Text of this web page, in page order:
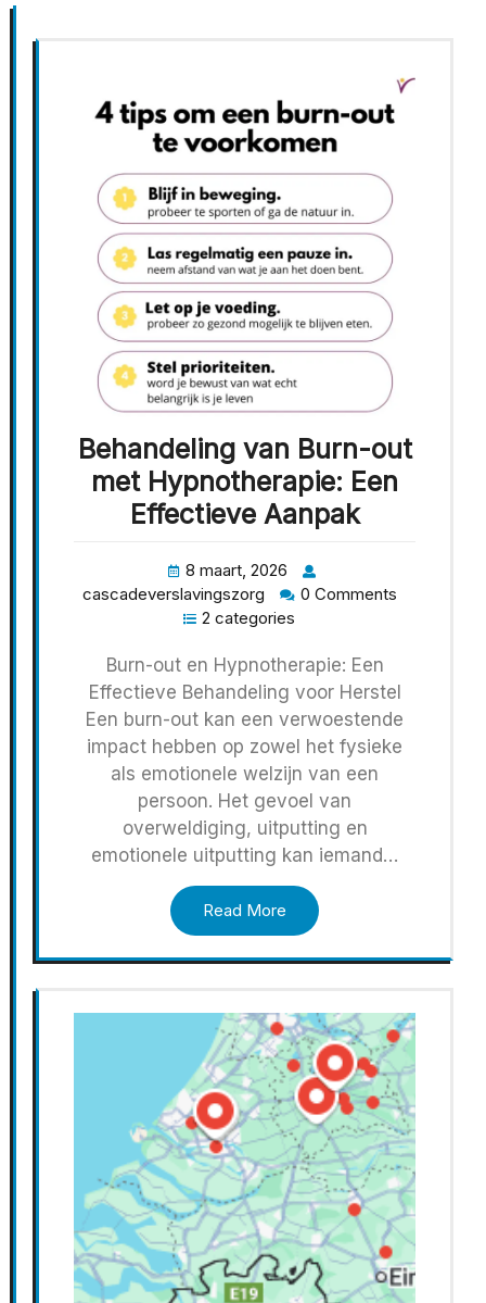
Behandeling van Burn-out
met Hypnotherapie: Een
Effectieve Aanpak
8 maart, 2026
cascadeverslavingszorg
0 Comments
2 categories
Burn-out en Hypnotherapie: Een
Effectieve Behandeling voor Herstel
Een burn-out kan een verwoestende
impact hebben op zowel het fysieke
als emotionele welzijn van een
persoon. Het gevoel van
overweldiging, uitputting en
emotionele uitputting kan iemand…
Read More